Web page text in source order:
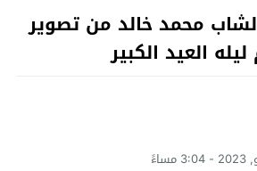
محمد خالد من تصوير
العيد الكبير